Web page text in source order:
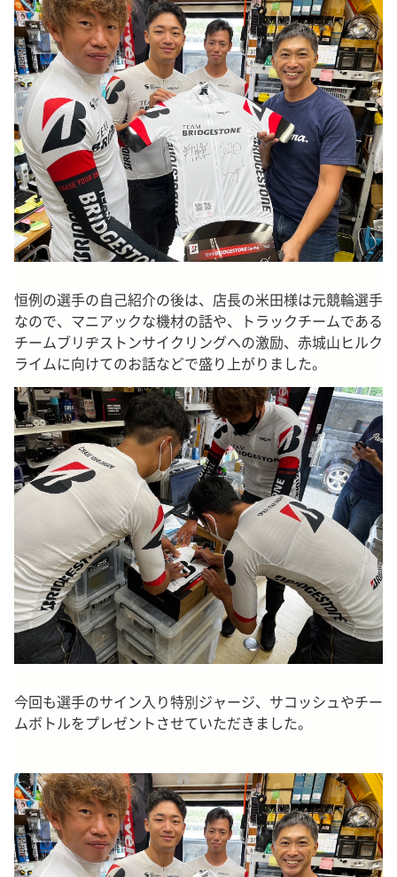
恒例の選手の自己紹介の後は、店長の米田様は元競輪選手
なので、マニアックな機材の話や、トラックチームである
チームブリヂストンサイクリングへの激励、赤城山ヒルク
ライムに向けてのお話などで盛り上がりました。
今回も選手のサイン入り特別ジャージ、サコッシュやチー
ムボトルをプレゼントさせていただきました。